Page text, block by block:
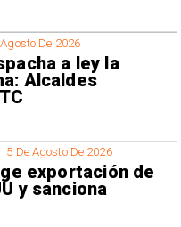
De 2026
a ley la
Alcaldes
5 De Agosto De 2026
exportación de
y sanciona